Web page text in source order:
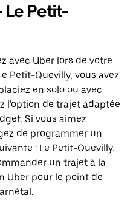
Le Petit-
avec Uber lors de votre
Petit-Quevilly, vous avez
en solo ou avec
l'option de trajet adaptée
Si vous aimez
de programmer un
: Le Petit-Quevilly.
un trajet à la
Uber pour le point de